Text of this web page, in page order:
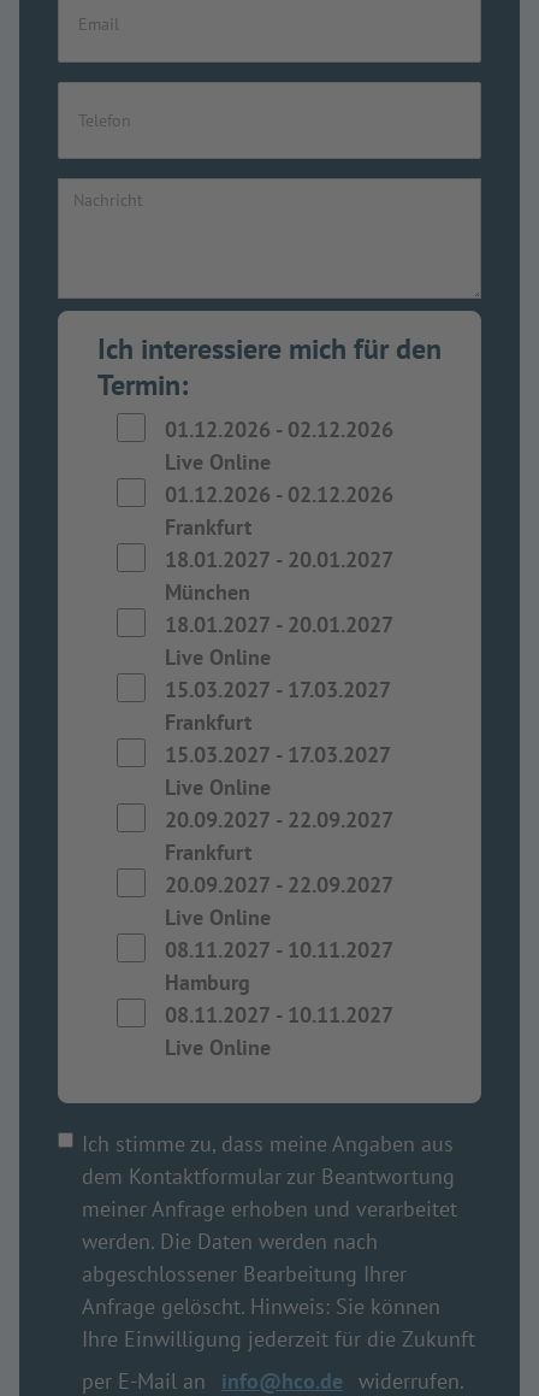
Ich interessiere mich für den
Termin:
01.12.2026 - 02.12.2026
Live Online
01.12.2026 - 02.12.2026
Frankfurt
18.01.2027 - 20.01.2027
München
18.01.2027 - 20.01.2027
Live Online
15.03.2027 - 17.03.2027
Frankfurt
15.03.2027 - 17.03.2027
Live Online
20.09.2027 - 22.09.2027
Frankfurt
20.09.2027 - 22.09.2027
Live Online
08.11.2027 - 10.11.2027
Hamburg
08.11.2027 - 10.11.2027
Live Online
Ich stimme zu, dass meine Angaben aus
dem Kontaktformular zur Beantwortung
meiner Anfrage erhoben und verarbeitet
werden. Die Daten werden nach
abgeschlossener Bearbeitung Ihrer
Anfrage gelöscht. Hinweis: Sie können
Ihre Einwilligung jederzeit für die Zukunft
per E-Mail an
info@hco.de widerrufen.